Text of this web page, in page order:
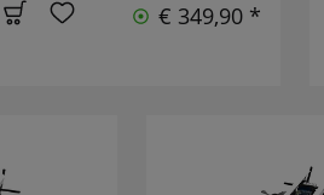
€ 349,90 *